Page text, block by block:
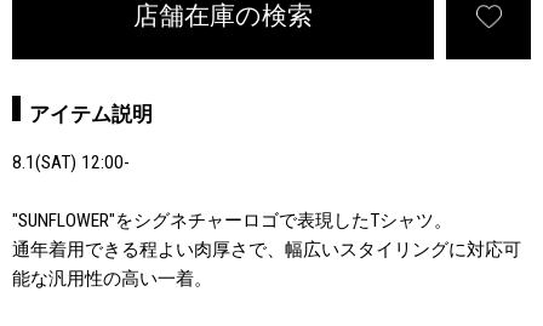
店舗在庫の検索
アイテム説明
8.1(SAT) 12:00-
"SUNFLOWER"をシグネチャーロゴで表現したTシャツ。
通年着用できる程よい肉厚さで、幅広いスタイリングに対応可
能な汎用性の高い一着。